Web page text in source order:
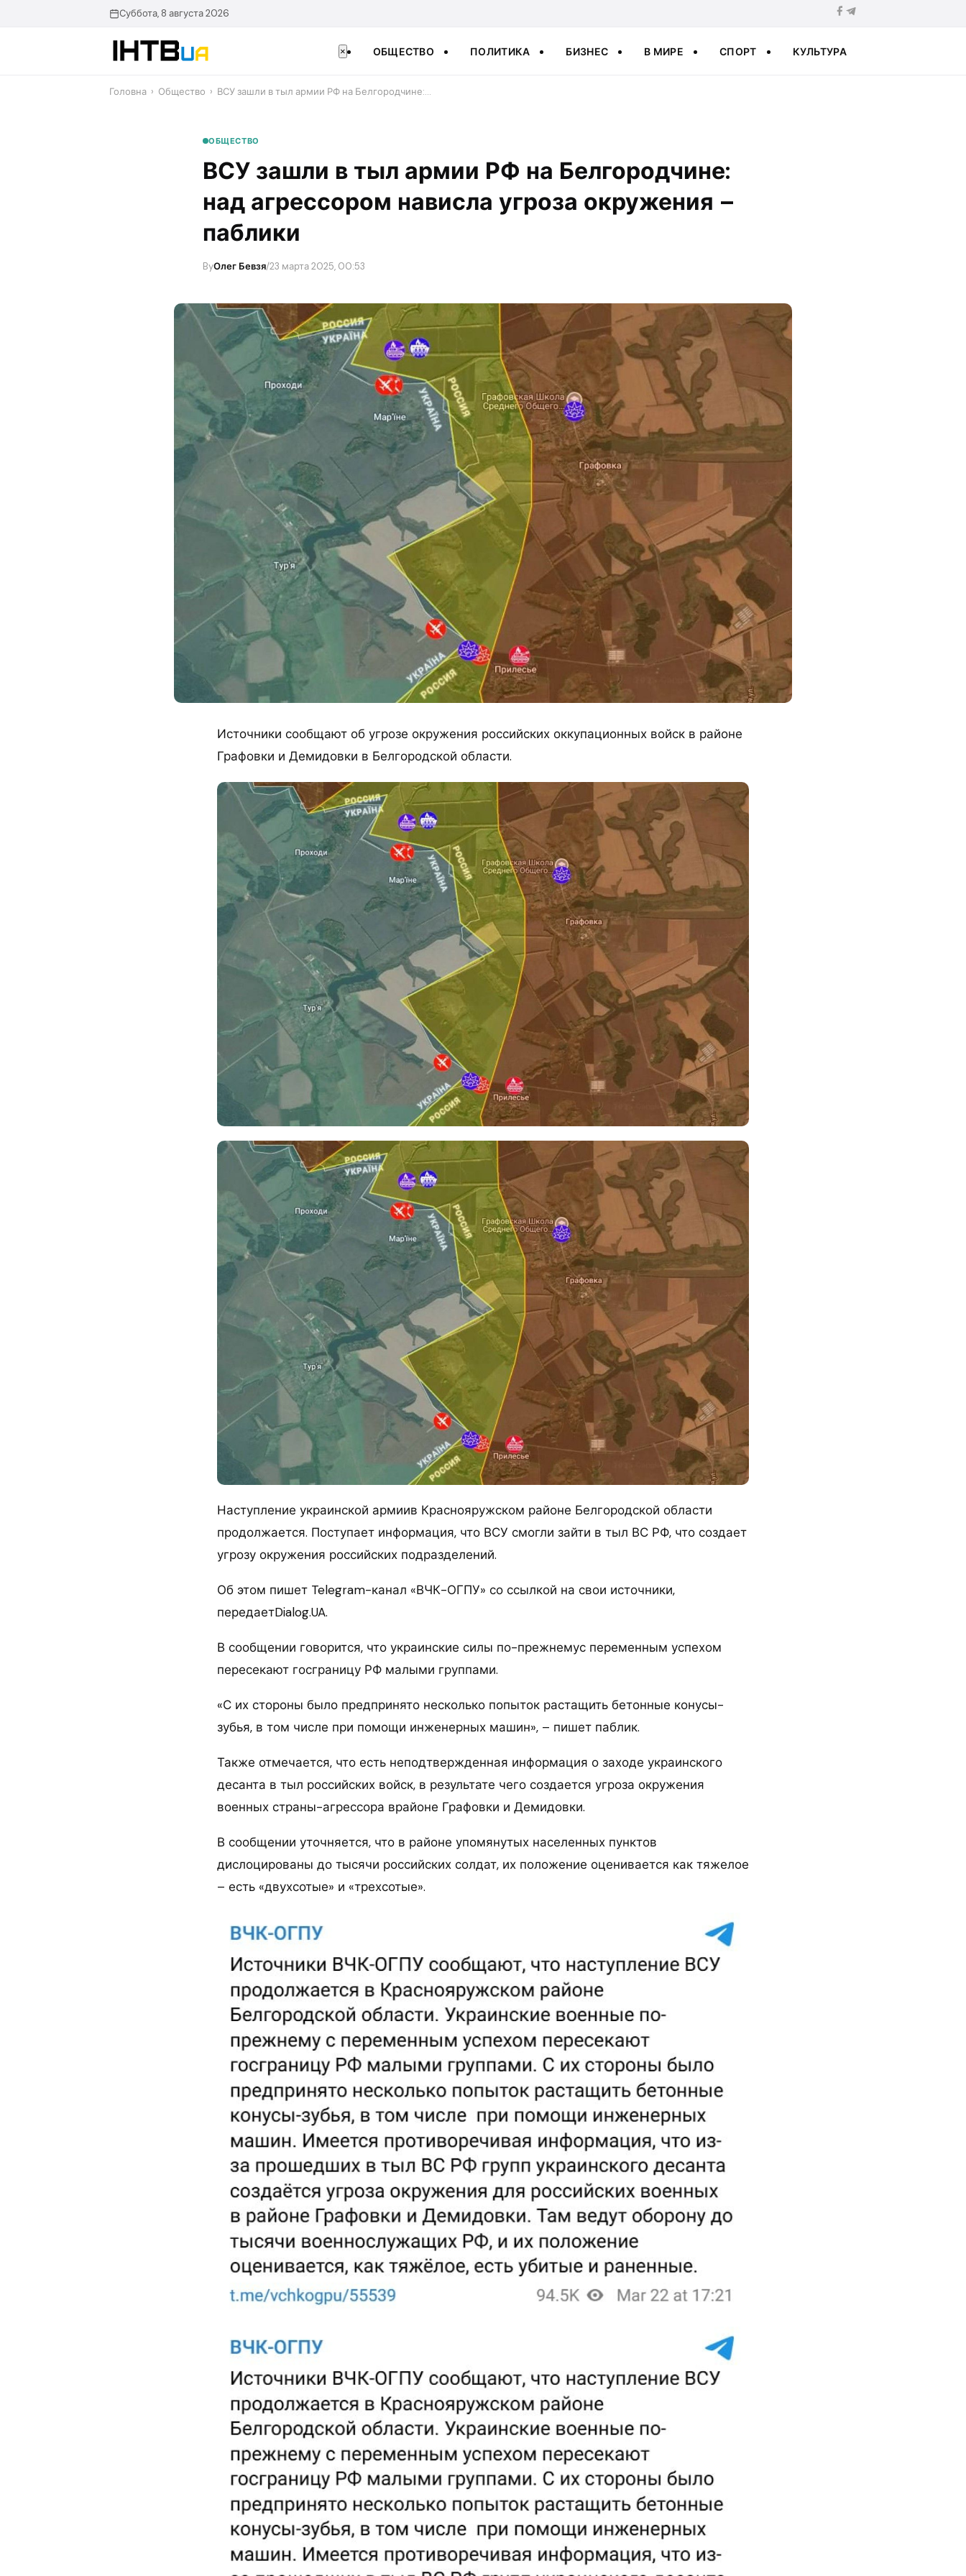
Суббота, 8 августа 2026
× ОБЩЕСТВО ПОЛИТИКА БИЗНЕС В МИРЕ СПОРТ КУЛЬТУРА
Головна › Общество › ВСУ зашли в тыл армии РФ на Белгородчине:…
ОБЩЕСТВО
ВСУ зашли в тыл армии РФ на Белгородчине:
над агрессором нависла угроза окружения –
паблики
ByОлег Бевзя/23 марта 2025, 00:53
Источники сообщают об угрозе окружения российских оккупационных войск в районе
Графовки и Демидовки в Белгородской области.
Наступление украинской армиив Краснояружском районе Белгородской области
продолжается. Поступает информация, что ВСУ смогли зайти в тыл ВС РФ, что создает
угрозу окружения российских подразделений.
Об этом пишет Telegram-канал «ВЧК-ОГПУ» со ссылкой на свои источники,
передаетDialog.UA.
В сообщении говорится, что украинские силы по-прежнемус переменным успехом
пересекают госграницу РФ малыми группами.
«С их стороны было предпринято несколько попыток растащить бетонные конусы-
зубья, в том числе при помощи инженерных машин», – пишет паблик.
Также отмечается, что есть неподтвержденная информация о заходе украинского
десанта в тыл российских войск, в результате чего создается угроза окружения
военных страны-агрессора врайоне Графовки и Демидовки.
В сообщении уточняется, что в районе упомянутых населенных пунктов
дислоцированы до тысячи российских солдат, их положение оценивается как тяжелое
– есть «двухсотые» и «трехсотые».